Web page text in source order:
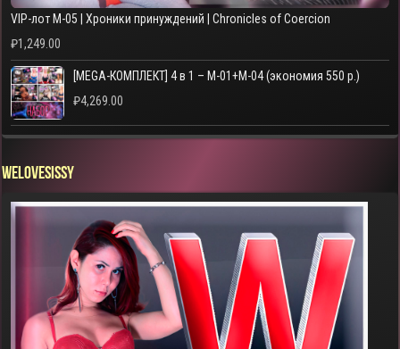
VIP-лот M-05 | Хроники принуждений | Chronicles of Coercion
₽1,249.00
[MEGA-КОМПЛЕКТ] 4 в 1 – M-01+M-04 (экономия 550 р.)
₽4,269.00
WELOVESISSY